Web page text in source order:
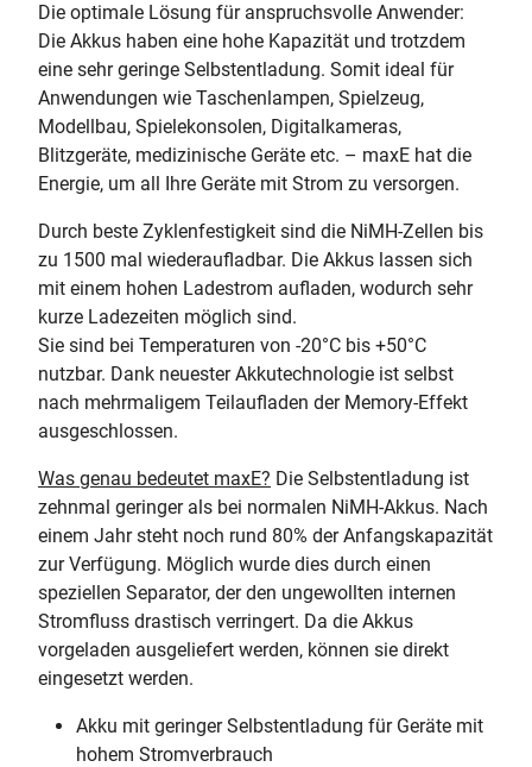
Die optimale Lösung für anspruchsvolle Anwender:
Die Akkus haben eine hohe Kapazität und trotzdem
eine sehr geringe Selbstentladung. Somit ideal für
Anwendungen wie Taschenlampen, Spielzeug,
Modellbau, Spielekonsolen, Digitalkameras,
Blitzgeräte, medizinische Geräte etc. – maxE hat die
Energie, um all Ihre Geräte mit Strom zu versorgen.
Durch beste Zyklenfestigkeit sind die NiMH-Zellen bis
zu 1500 mal wiederaufladbar. Die Akkus lassen sich
mit einem hohen Ladestrom aufladen, wodurch sehr
kurze Ladezeiten möglich sind.
Sie sind bei Temperaturen von -20°C bis +50°C
nutzbar. Dank neuester Akkutechnologie ist selbst
nach mehrmaligem Teilaufladen der Memory-Effekt
ausgeschlossen.
Was genau bedeutet maxE? Die Selbstentladung ist
zehnmal geringer als bei normalen NiMH-Akkus. Nach
einem Jahr steht noch rund 80% der Anfangskapazität
zur Verfügung. Möglich wurde dies durch einen
speziellen Separator, der den ungewollten internen
Stromfluss drastisch verringert. Da die Akkus
vorgeladen ausgeliefert werden, können sie direkt
eingesetzt werden.
Akku mit geringer Selbstentladung für Geräte mit
hohem Stromverbrauch